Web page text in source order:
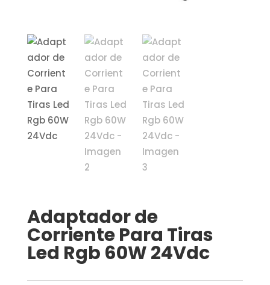
Adaptador de
Corriente Para Tiras
Led Rgb 60W 24Vdc